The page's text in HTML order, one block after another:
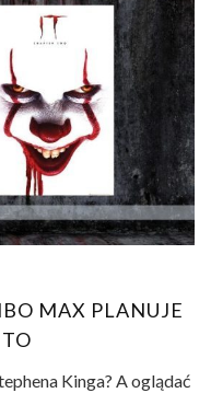
MAX PLANUJE
Kinga? A oglądać